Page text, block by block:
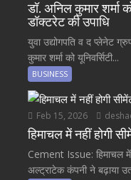
डॉ. अनिल कुमार शर्मा
डॉक्टरेट की उपाधि
युवा उद्योगपति व द प्लेनेट
कुमार शर्मा को यूनिवर्सिटी...
BUSINESS
Feb 15, 2026
हिमाचल में नहीं होगी
Cement Issue: हिमाचल
अल्ट्राटेक कंपनी ने बढ़ाया